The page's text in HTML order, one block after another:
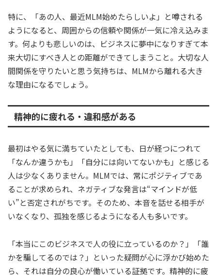
特に、「あの人、最近MLM始めたらしいよ」と噂される
ようになると、周囲からの信頼や関係が一気に冷え込みま
す。何よりも悲しいのは、ビジネスに夢中になりすぎて本
来大切にすべき人との距離ができてしまうこと。大切な人
間関係を守りたいと思う気持ちは、MLMから離れる大き
な理由になるでしょう。
精神的に疲れる・違和感がある
最初はやる気に満ちていたとしても、日が経つにつれて
「なんか違うかも」「自分には向いてないかも」と感じる
人は少なくありません。MLMでは、常にポジティブであ
ることが求められ、ネガティブな発言は“マインドが低
い”と否定されがちです。そのため、本音を話せる相手が
いなくなり、孤独を感じるようになる人も多いです。
「本当にこのビジネスで人の役に立っているのか？」「誰
かを騙してるのでは？」といった疑問が心に浮かび始めた
ら、それは自分の良心が働いている証拠です。精神的に疲